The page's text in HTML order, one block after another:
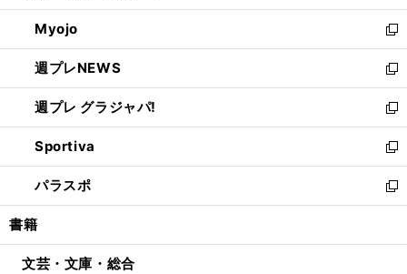
開
く
ウ
で
開
く
ン
ド
ウ
で
開
く
ウ
ィ
ン
ド
ウ
で
開
く
Myojo
新
し
い
ウ
ィ
ン
ド
ウ
で
開
週プレNEWS
新
し
い
ウ
ィ
ン
ド
ウ
開
週プレ グラジャパ!
新
し
い
ウ
ィ
ン
ウ
Sportiva
新
し
い
ウ
ン
パラスポ
新
し
ウ
書籍
文芸・文庫・総合